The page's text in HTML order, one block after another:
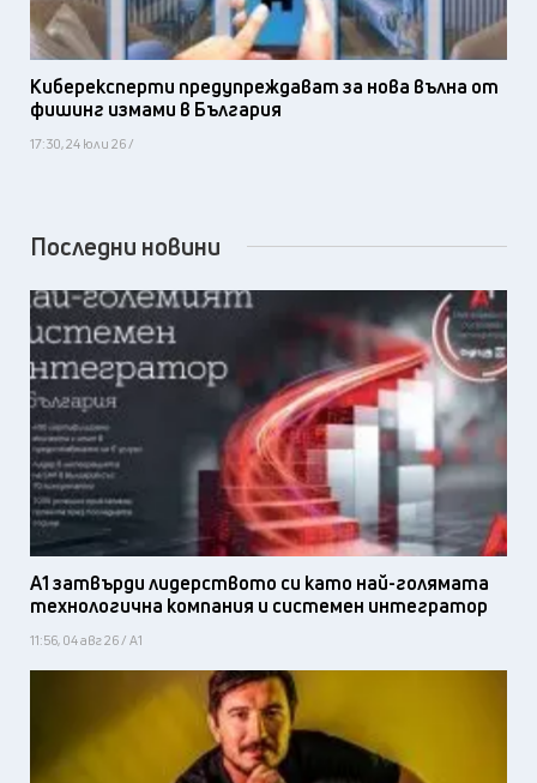
Киберексперти предупреждават за нова вълна от
фишинг измами в България
17:30, 24 юли 26 /
Последни новини
А1 затвърди лидерството си като най-голямата
технологична компания и системен интегратор
11:56, 04 авг 26 / А1